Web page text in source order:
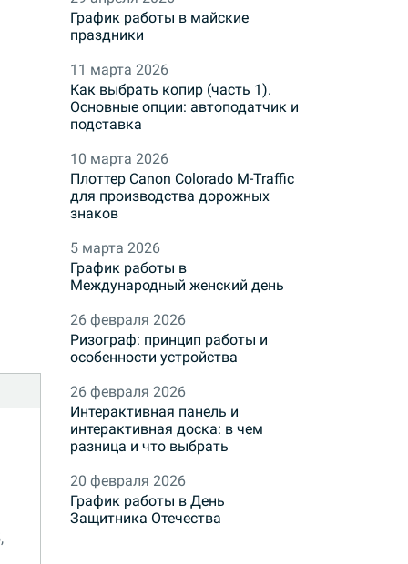
График работы в майские
праздники
11 марта 2026
Как выбрать копир (часть 1).
Основные опции: автоподатчик и
подставка
10 марта 2026
Плоттер Canon Colorado M-Traffic
для производства дорожных
знаков
5 марта 2026
График работы в
Международный женский день
26 февраля 2026
Ризограф: принцип работы и
особенности устройства
26 февраля 2026
Интерактивная панель и
интерактивная доска: в чем
разница и что выбрать
20 февраля 2026
График работы в День
Защитника Отечества